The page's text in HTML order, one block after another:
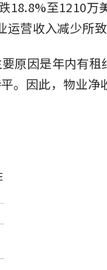
至1210万
营收入减少所致
原因是年内有租
。因此，物业净